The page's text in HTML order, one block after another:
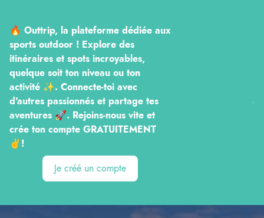
🔥 Outtrip, la plateforme dédiée aux
sports outdoor ! Explore des
itinéraires et spots incroyables,
quelque soit ton niveau ou ton
activité ✨. Connecte-toi avec
d'autres passionnés et partage tes
aventures 🚀. Rejoins-nous vite et
crée ton compte GRATUITEMENT
✌️!
Je créé un compte